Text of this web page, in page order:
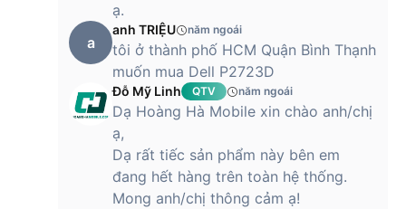
ạ.
a
anh TRIỆU năm ngoái
tôi ở thành phố HCM Quận Bình Thạnh
muốn mua Dell P2723D
Đỗ Mỹ Linh QTV năm ngoái
Dạ Hoàng Hà Mobile xin chào anh/chị
ạ,
Dạ rất tiếc sản phẩm này bên em
đang hết hàng trên toàn hệ thống.
Mong anh/chị thông cảm ạ!